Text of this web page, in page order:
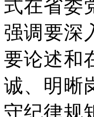
式在省委
强调要深
要论述和
诚、明晰
守纪律规